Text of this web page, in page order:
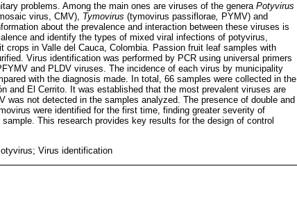
problems. Among the main ones are viruses of the genera Potyvirus
virus, CMV), Tymovirus (tymovirus passiflorae, PYMV) and
about the prevalence and interaction between these viruses is
and identify the types of mixed viral infections of potyvirus,
in Valle del Cauca, Colombia. Passion fruit leaf samples with
Virus identification was performed by PCR using universal primers
and PLDV viruses. The incidence of each virus by municipality
with the diagnosis made. In total, 66 samples were collected in the
and El Cerrito. It was established that the most prevalent viruses are
was not detected in the samples analyzed. The presence of double and
were identified for the first time, finding greater severity of
This research provides key results for the design of control
Virus identification